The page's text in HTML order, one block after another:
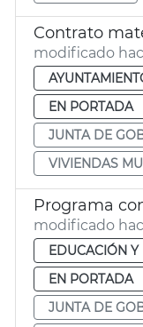
Contrato
modificado
EN PORTADA
JUNTA DE
VIVIENDAS
Programa
modificado
EDUCACIÓN Y
EN PORTADA
JUNTA DE